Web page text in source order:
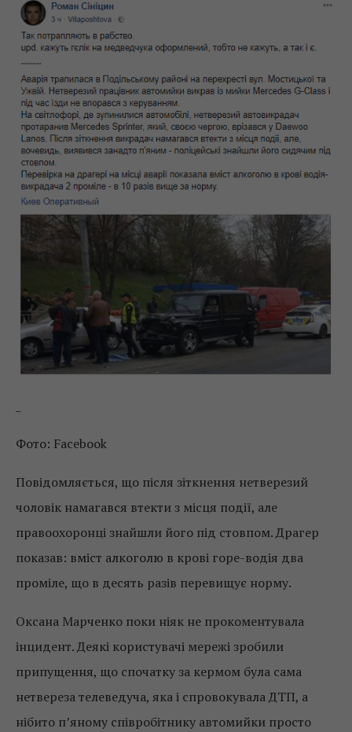
Фото: Facebook
Повідомляється, що після зіткнення нетверезий
чоловік намагався втекти з місця події, але
правоохоронці знайшли його під стовпом. Драгер
показав: вміст алкоголю в крові горе-водія два
проміле, що в десять разів перевищує норму.
Оксана Марченко поки ніяк не прокоментувала
інцидент. Деякі користувачі мережі зробили
припущення, що спочатку за кермом була сама
нетвереза телеведуча, яка і спровокувала ДТП, а
нібито п’яному співробітнику автомийки просто